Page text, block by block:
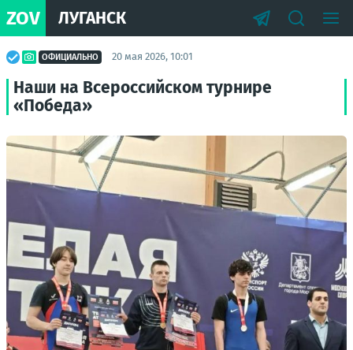
ZOV ЛУГАНСК
ОФИЦИАЛЬНО 20 мая 2026, 10:01
Наши на Всероссийском турнире
«Победа»